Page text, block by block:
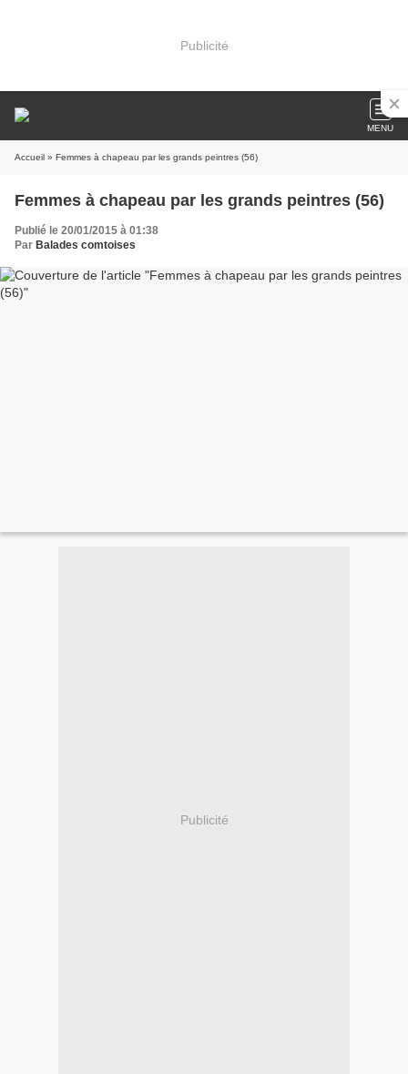
Publicité
MENU
Accueil » Femmes à chapeau par les grands peintres (56)
Femmes à chapeau par les grands peintres (56)
Publié le 20/01/2015 à 01:38
Par Balades comtoises
Publicité